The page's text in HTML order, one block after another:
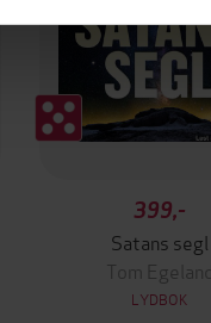
399,-
Satans segl
Tom Egeland
LYDBOK